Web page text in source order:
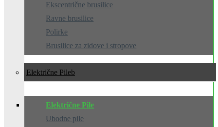
Ekscentrične brusilice
Ravne brusilice
Polirke
Brusilice za zidove i stropove
Električne Pile
Električne Pile
Ubodne pile